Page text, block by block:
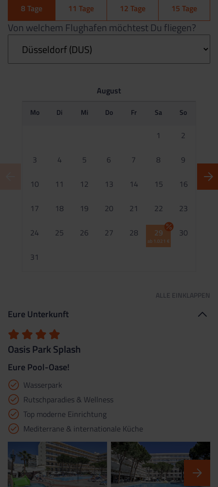
8 Tage 11 Tage 12 Tage 15 Tage
Von welchem Flughafen möchtest Du fliegen?
August
Mo Di Mi Do Fr Sa So
1 2
3 4 5 6 7 8 9
10 11 12 13 14 15 16
17 18 19 20 21 22 23
24 25 26 27 28 29
ab 1.021 €
30
31
ALLE EINKLAPPEN
Eure Unterkunft
Oasis Park Splash
Eure Pool-Oase!
Wasserpark
Rutschparadies & Wellness
Top moderne Einrichtung
Mediterrane & internationale Küche